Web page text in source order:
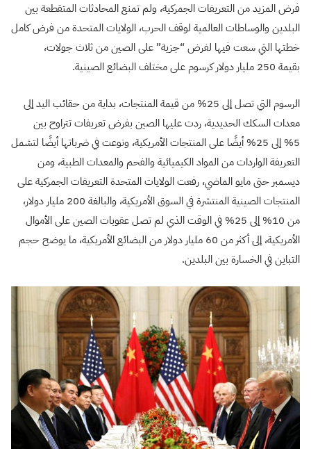
فرض المزيد من التعريفات الجمركية، ولم تمنع المحادثات المتقطعة بين
البلدين والوساطات العالمية لوقف الحرب، الولايات المتحدة من فرض كامل
خطتها التي سعت فيها لفرض “جزية” على الصين من ثلاث جولات،
بقيمة 250 مليار دولار كرسوم على مختلف البضائع الصينية.
الرسوم التي تصل إلى 25% من قيمة المنتجات، بداية من حقائب اليد إلى
معدات السكك الحديدية، ردت عليها الصين بفرض تعريفات تتراوح بين
5% إلى 25% أيضًا على المنتجات الأمريكية، ونوعت في ضرباتها أيضًا لتشمل
التعريفة الواردات من المواد الكيميائية والفحم والمعدات الطبية، ومن
ديسمبر حتى مايو الماضي، رفعت الولايات المتحدة التعريفات الجمركية على
المنتجات الصينية المنتشرة في السوق الأمريكية، والبالغة 200 مليار دولار،
من 10% إلى 25% في الوقت الذي لم تصل عقوبات الصين على الأموال
الأمريكية، إلى أكثر من 60 مليار دولار من البضائع الأمريكية، ما يوضح حجم
التباين في الخسارة بين البلدين.